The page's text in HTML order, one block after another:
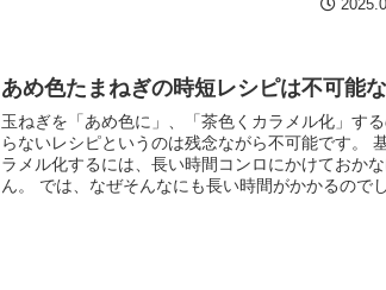
あめ色たまねぎの時短レシピは不可能
玉ねぎを「あめ色に」、「茶色くカラメル化」す
らないレシピというのは残念ながら不可能です。
ラメル化するには、長い時間コンロにかけておか
ん。 では、なぜそんなにも長い時間がかかるのでし